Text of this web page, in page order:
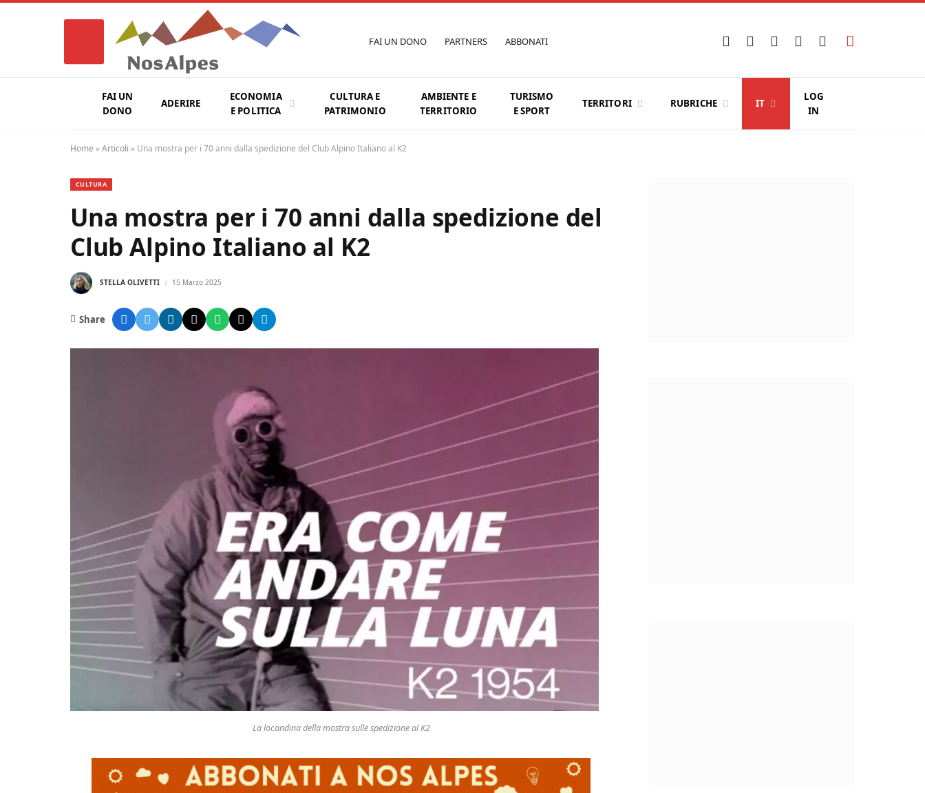
FAI UN DONO PARTNERS ABBONATI Facebook
X
Instagram
YouTubeLinkedIn
FAI UN
DONO
ADERIRE
ECONOMIA
E POLITICA
CULTURA E
PATRIMONIO
AMBIENTE E
TERRITORIO
TURISMO
E SPORT
TERRITORI RUBRICHE IT
LOG
IN
Home »Articoli » Una mostra per i 70 anni dalla spedizione del Club Alpino Italiano al K2
CULTURA
Una mostra per i 70 anni dalla spedizione del
Club Alpino Italiano al K2
STELLA OLIVETTI 15 Marzo 2025
Share
La locandina della mostra sulle spedizione al K2